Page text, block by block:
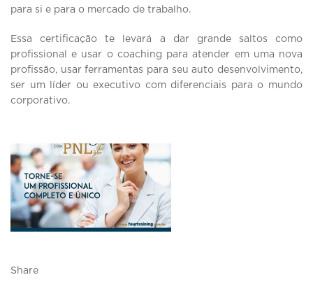
para si e para o mercado de trabalho.
Essa certificação te levará a dar grande saltos como
profissional e usar o coaching para atender em uma nova
profissão, usar ferramentas para seu auto desenvolvimento,
ser um líder ou executivo com diferenciais para o mundo
corporativo.
Share